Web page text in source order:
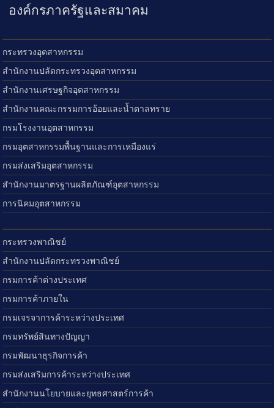
องค์กรภาครัฐและสมาคม
กระทรวงอุตสาหกรรม
สำนักงานปลัดกระทรวงอุตสาหกรรม
สำนักงานเศรษฐกิจอุตสาหกรรม
สำนักงานคณะกรรมการอ้อยและน้ำตาลทราย
กรมโรงงานอุตสาหกรรม
กรมอุตสาหกรรมพื้นฐานและการเหมืองแร่
กรมส่งเสริมอุตสาหกรรม
สำนักงานมาตรฐานผลิตภัณฑ์อุตสาหกรรม
การนิคมอุตสาหกรรม
กระทรวงพาณิชย์
สำนักงานปลัดกระทรวงพาณิชย์
กรมการค้าต่างประเทศ
กรมการค้าภายใน
กรมเจรจาการค้าระหว่างประเทศ
กรมทรัพย์สินทางปัญญา
กรมพัฒนาธุรกิจการค้า
กรมส่งเสริมการค้าระหว่างประเทศ
สำนักงานนโยบายและยุทธศาสตร์การค้า